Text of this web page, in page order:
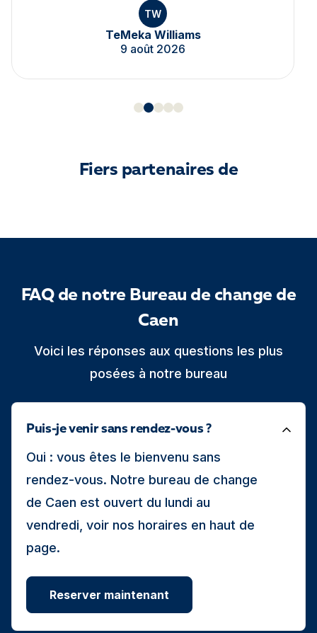
TW
TeMeka Williams
9 août 2026
Fiers partenaires de
FAQ de notre Bureau de change de
Caen
Voici les réponses aux questions les plus
posées à notre bureau
Puis-je venir sans rendez-vous ?
Oui : vous êtes le bienvenu sans
rendez-vous. Notre bureau de change
de Caen est ouvert du lundi au
vendredi, voir nos horaires en haut de
page.
Reserver maintenant